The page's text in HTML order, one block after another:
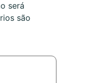
será
são